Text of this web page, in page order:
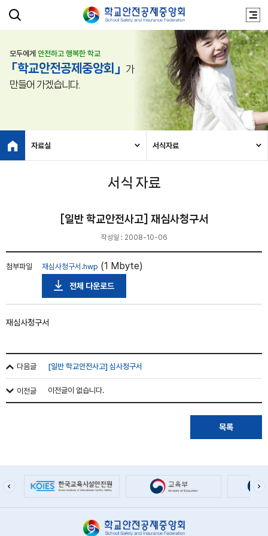
모두에게 안전하고 행복한 학교
「학교안전공제중앙회」
가
만들어 가겠습니다.
자료실 서식자료
서식 자료
[일반 학교안전사고] 재심사청구서
작성일 : 2008-10-06
첨부파일 재심사청구서.hwp (1 Mbyte)
전체 다운로드
재심사청구서
다음글 [일반 학교안전사고] 심사청구서
이전글 이전글이 없습니다.
목록